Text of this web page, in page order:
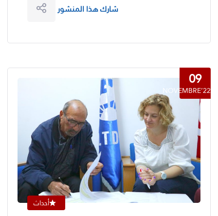
شارك هذا المنشور
09
NOVEMBRE’22
أحداث